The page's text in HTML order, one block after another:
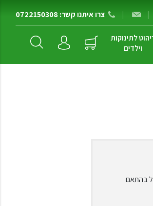
|
| צרו איתנו קשר: 0722150308
לתינוקות
וילדים
בהתאם